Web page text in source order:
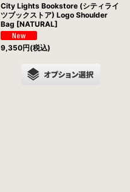
City Lights Bookstore (シティライ
ツブックストア) Logo Shoulder
Bag [NATURAL]
9,350円(税込)